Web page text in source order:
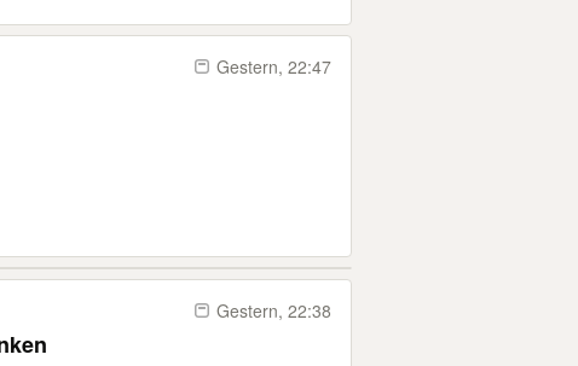
Gestern, 22:47
Gestern, 22:38